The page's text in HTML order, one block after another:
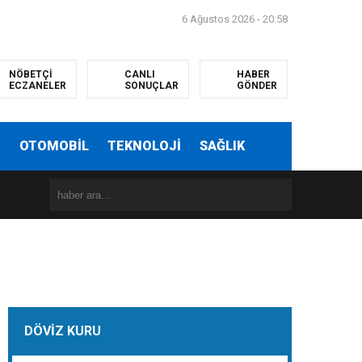
6 Ağustos 2026 - 20:58
NÖBETÇİ
ECZANELER
CANLI
SONUÇLAR
HABER
GÖNDER
OTOMOBİL TEKNOLOJİ SAĞLIK
DÖVİZ KURU